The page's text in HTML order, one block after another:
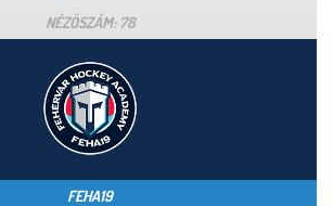
NÉZŐSZÁM: 78
FEHA19